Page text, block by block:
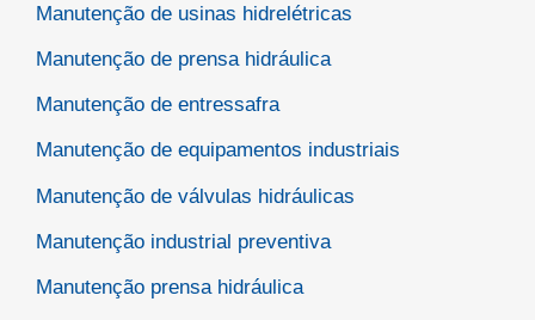
Manutenção de usinas hidrelétricas
Manutenção de prensa hidráulica
Manutenção de entressafra
Manutenção de equipamentos industriais
Manutenção de válvulas hidráulicas
Manutenção industrial preventiva
Manutenção prensa hidráulica